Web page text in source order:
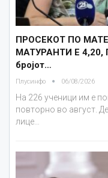
ПРОСЕКОТ ПО
МАТУРАНТИ Е 4,20,
бројот…
Плусинфо 06/08/2026
На 226 ученици им е
повторно во август.
лице…